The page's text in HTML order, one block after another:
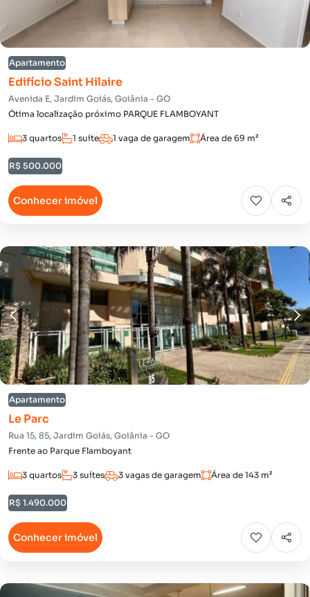
Apartamento
Edifício Saint Hilaire
Avenida E, Jardim Goiás, Goiânia - GO
Ótima localização próximo PARQUE FLAMBOYANT
3 quartos 1 suíte 1 vaga de garagem Área de 69 m²
R$ 500.000
Conhecer imóvel
Apartamento
Le Parc
Rua 15, 85, Jardim Goiás, Goiânia - GO
Frente ao Parque Flamboyant
3 quartos 3 suítes 3 vagas de garagem Área de 143 m²
R$ 1.490.000
Conhecer imóvel